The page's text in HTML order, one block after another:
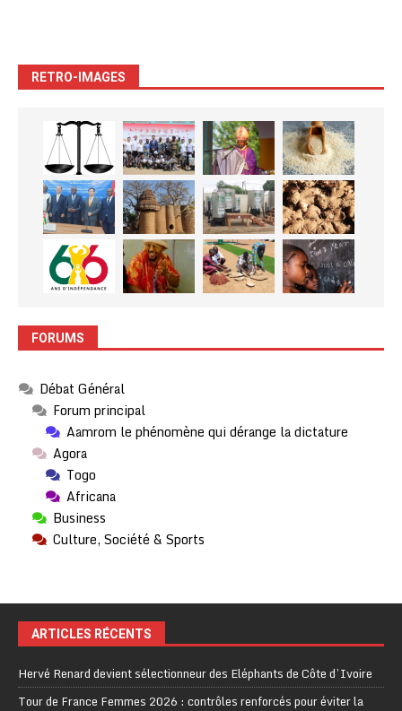
RETRO-IMAGES
FORUMS
Débat Général
Forum principal
Aamrom le phénomène qui dérange la dictature
Agora
Togo
Africana
Business
Culture, Société & Sports
ARTICLES RÉCENTS
Hervé Renard devient sélectionneur des Eléphants de Côte d’Ivoire
Tour de France Femmes 2026 : contrôles renforcés pour éviter la